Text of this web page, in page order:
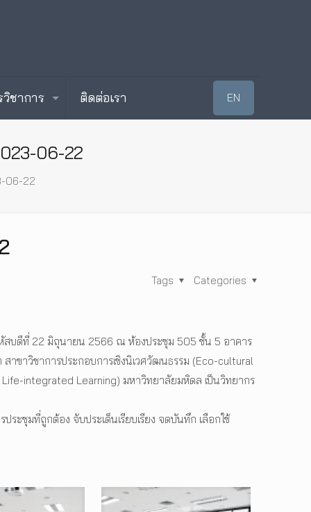
วิชาการ ติดต่อเรา EN
06-22
06-22
Categories
Tags
หัสบดีที่ 22 มิถุนายน 2566 ณ ห้องประชุม 505 ชั้น 5 อาคาร
าวิชาการประกอบการเชิงนิเวศวัฒนธรรม (Eco-cultural
integrated Learning) มหาวิทยาลัยมหิดล เป็นวิทยากร
ระชุมที่ถูกต้อง จับประเด็นเรียบเรียง จดบันทึก เลือกใช้